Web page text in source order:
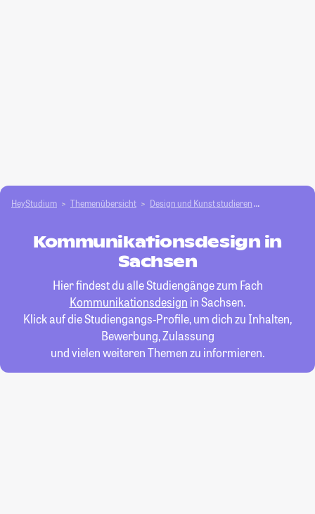
HeyStudium Themenübersicht Design und Kunst studieren
Kommunikationsdesign in
Sachsen
Hier findest du alle Studiengänge zum Fach
Kommunikationsdesign in Sachsen.
Klick auf die Studiengangs-Profile, um dich zu Inhalten,
Bewerbung, Zulassung
und vielen weiteren Themen zu informieren.